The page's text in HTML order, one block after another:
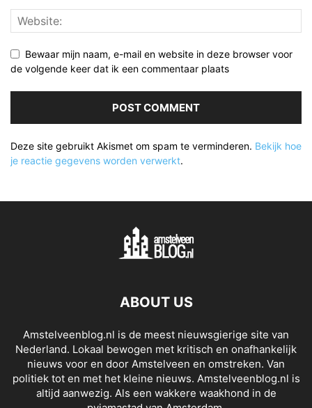
Bewaar mijn naam, e-mail en website in deze browser voor
de volgende keer dat ik een commentaar plaats
Deze site gebruikt Akismet om spam te verminderen. Bekijk hoe
je reactie gegevens worden verwerkt.
ABOUT US
Amstelveenblog.nl is de meest nieuwsgierige site van
Nederland. Lokaal bewogen met kritisch en onafhankelijk
nieuws voor en door Amstelveen en omstreken. Van
politiek tot en met het kleine nieuws. Amstelveenblog.nl is
altijd aanwezig. Als een wakkere waakhond in de